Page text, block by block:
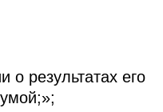
о результатах его